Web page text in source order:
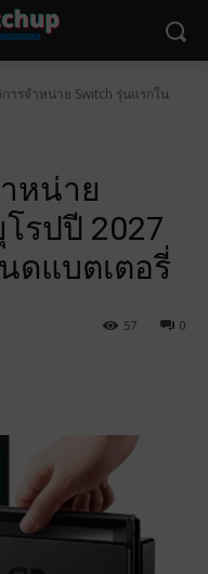
ารจำหน่าย Switch รุ่นแรกใน
หน่าย
รปปี 2027
ดแบตเตอรี่
0
57